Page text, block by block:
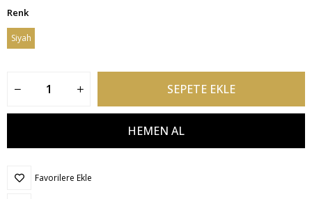
Renk
Siyah
Favorilere Ekle